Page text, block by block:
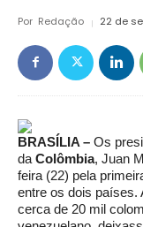
Por Redação 22 de
BRASÍLIA – Os
da Colômbia, Juan
feira (22) pela
entre os dois países.
cerca de 20 mil